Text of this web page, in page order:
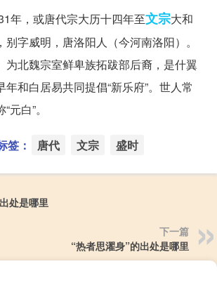
年，或唐代宗大历十四年至文宗大和
字威明，唐洛阳人（今河南洛阳）。
为北魏宗室鲜卑族拓跋部后裔，是什翼
和白居易共同提倡“新乐府”。世人常
白”。
签： 唐代 文宗 盛时
处是哪里
下一篇
“热者思濯身”的出处是哪里